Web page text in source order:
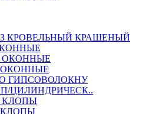
КРОВЕЛЬНЫЙ КРАШЕНЫЙ
ОКОННЫЕ
ОКОННЫЕ
ГИПСОВОЛОКНУ
ЦИЛИНДРИЧЕСК..
КЛОПЫ
КЛОПЫ